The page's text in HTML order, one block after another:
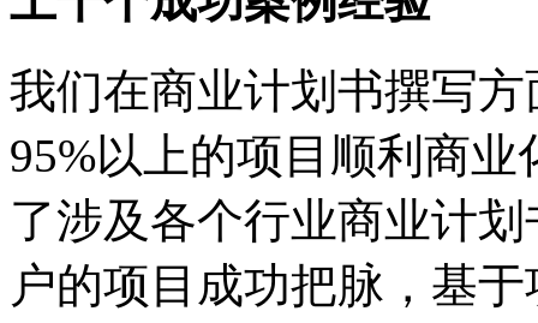
我们在商业计划书撰写
95%以上的项目顺利商
了涉及各个行业商业计
户的项目成功把脉，基